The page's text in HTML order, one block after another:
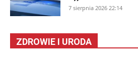
7 sierpnia 2026 22:14
ZDROWIE I URODA